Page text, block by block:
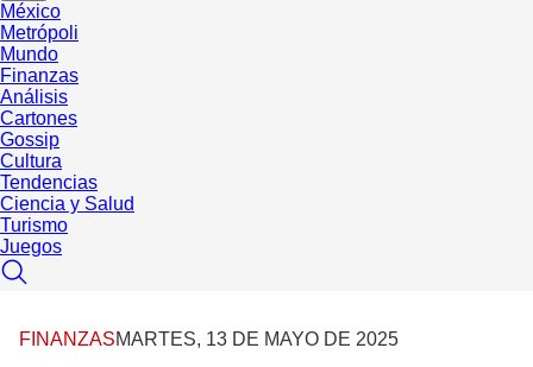
México
Metrópoli
Mundo
Finanzas
Análisis
Cartones
Gossip
Cultura
Tendencias
Ciencia y Salud
Turismo
Juegos
FINANZASMARTES, 13 DE MAYO DE 2025